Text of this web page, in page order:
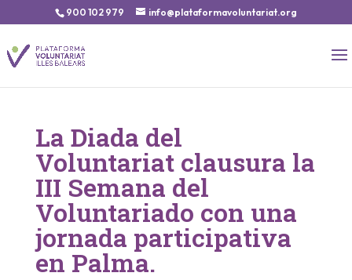
900 102 979 info@plataformavoluntariat.org
La Diada del
Voluntariat clausura la
III Semana del
Voluntariado con una
jornada participativa
en Palma.